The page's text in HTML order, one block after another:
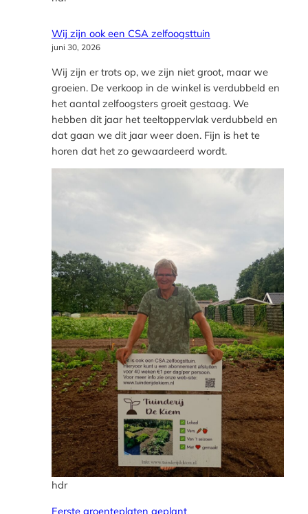
Wij zijn ook een CSA zelfoogsttuin
juni 30, 2026
Wij zijn er trots op, we zijn niet groot, maar we
groeien. De verkoop in de winkel is verdubbeld en
het aantal zelfoogsters groeit gestaag. We
hebben dit jaar het teeltoppervlak verdubbeld en
dat gaan we dit jaar weer doen. Fijn is het te
horen dat het zo gewaardeerd wordt.
hdr
Eerste groenteplaten geplant